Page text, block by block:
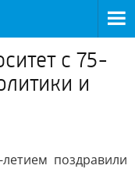
с 75-
и
летием поздравили